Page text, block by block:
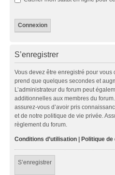
S’enregistrer
Vous devez être enregistré pour vous
prend que quelques secondes et
L’administrateur du forum peut
additionnelles aux membres du
assurez-vous d’avoir pris
et de notre politique de vie privée.
règlement du forum.
Conditions d’utilisation | Politique
S’enregistrer